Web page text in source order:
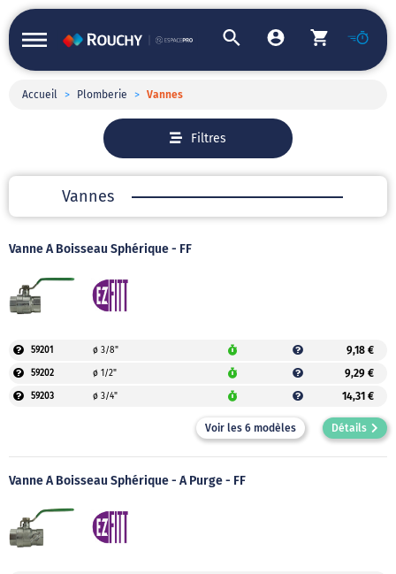
Accueil > Plomberie > Vannes
Filtres
Vannes
Vanne À Boisseau Sphérique - FF
59201 ø 3/8" 9,18 €
59202 ø 1/2" 9,29 €
59203 ø 3/4" 14,31 €
Voir les 6 modèles Détails
Vanne À Boisseau Sphérique - À Purge - FF